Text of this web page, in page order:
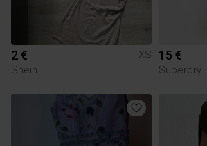
2 €
XS
Shein
15 €
Superdry